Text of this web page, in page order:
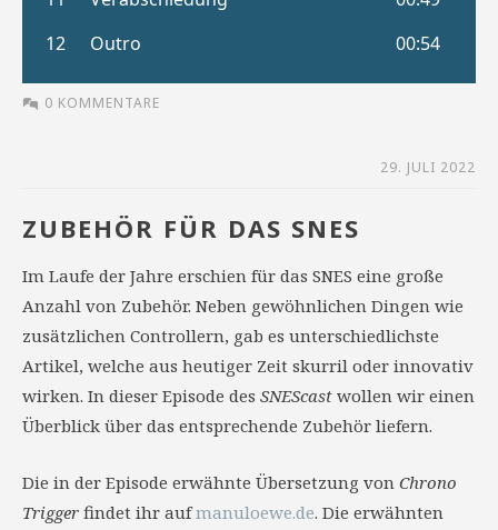
0 KOMMENTARE
29. JULI 2022
ZUBEHÖR FÜR DAS SNES
Im Laufe der Jahre erschien für das SNES eine große
Anzahl von Zubehör. Neben gewöhnlichen Dingen wie
zusätzlichen Controllern, gab es unterschiedlichste
Artikel, welche aus heutiger Zeit skurril oder innovativ
wirken. In dieser Episode des SNEScast wollen wir einen
Überblick über das entsprechende Zubehör liefern.
Die in der Episode erwähnte Übersetzung von Chrono
Trigger findet ihr aufmanuloewe.de. Die erwähnten